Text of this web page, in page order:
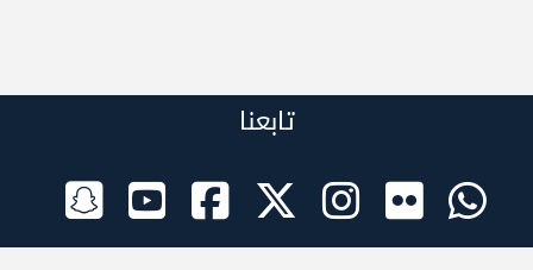
تابعنا